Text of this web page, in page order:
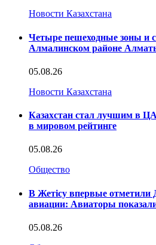
Новости Казахстана
Четыре пешеходные зоны и
Алмалинском районе
05.08.26
Новости Казахстана
Казахстан стал лучшим в ЦА
в мировом рейтинге
05.08.26
Общество
В Жетісу впервые отметили
авиации: Авиаторы
05.08.26